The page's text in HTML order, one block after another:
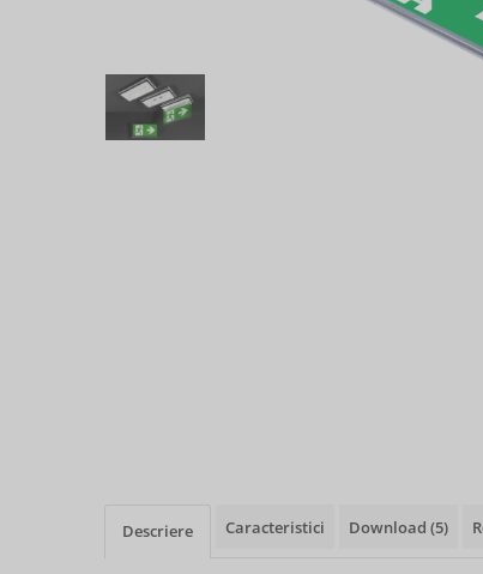
Descriere Caracteristici Download (5)